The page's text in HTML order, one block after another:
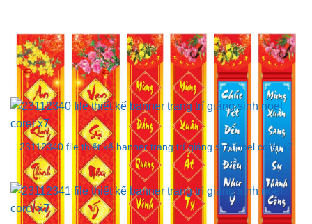
23112340 file thiết kế banner trang trí giáng sinh noel corel x7